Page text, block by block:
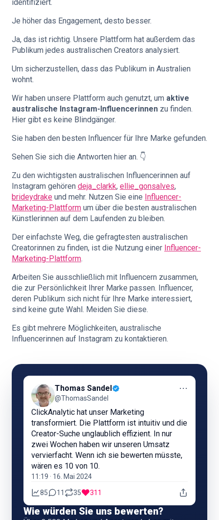
identifiziert.
Je höher das Engagement, desto besser.
Ja, das ist richtig. Unsere Plattform hat außerdem das
Publikum jedes australischen Creators analysiert.
Um sicherzustellen, dass das Publikum in Australien
wohnt.
Wir haben unsere Plattform auch genutzt, um aktive
australische Instagram-Influencerinnen zu finden.
Hier gibt es keine Blindgänger.
Sie haben den besten Influencer für Ihre Marke gefunden.
Sehen Sie sich die Antworten hier an. 👇
Zu den wichtigsten australischen Influencerinnen auf
Instagram gehören deja_clarkk, ellie_gonsalves,
brideydrake und mehr. Nutzen Sie eine Influencer-
Marketing-Plattform um über die besten australischen
Künstlerinnen auf dem Laufenden zu bleiben.
Der einfachste Weg, die gefragtesten australischen
Creatorinnen zu finden, ist die Nutzung einer Influencer-
Marketing-Plattform.
Arbeiten Sie ausschließlich mit Influencern zusammen,
die zur Persönlichkeit Ihrer Marke passen. Influencer,
deren Publikum sich nicht für Ihre Marke interessiert,
sind keine gute Wahl. Meiden Sie diese.
Es gibt mehrere Möglichkeiten, australische
Influencerinnen auf Instagram zu kontaktieren.
Thomas Sandel
@ThomasSandel
⋯
ClickAnalytic hat unser Marketing
transformiert. Die Plattform ist intuitiv und die
Creator-Suche unglaublich effizient. In nur
zwei Wochen haben wir unseren Umsatz
vervierfacht. Wenn ich sie bewerten müsste,
wären es 10 von 10.
11:19 · 16. Mai 2024
85 11 35 311
Wie würden Sie uns bewerten?